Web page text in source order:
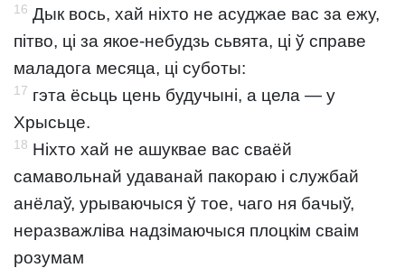
16 Дык вось, хай ніхто не асуджае вас за ежу,
пітво, ці за якое-небудзь сьвята, ці ў справе
маладога месяца, ці суботы:
17 гэта ёсьць цень будучыні, а цела — у
Хрысьце.
18 Ніхто хай не ашуквае вас сваёй
самавольнай удаванай пакораю і службай
анёлаў, урываючыся ў тое, чаго ня бачыў,
неразважліва надзімаючыся плоцкім сваім
розумам